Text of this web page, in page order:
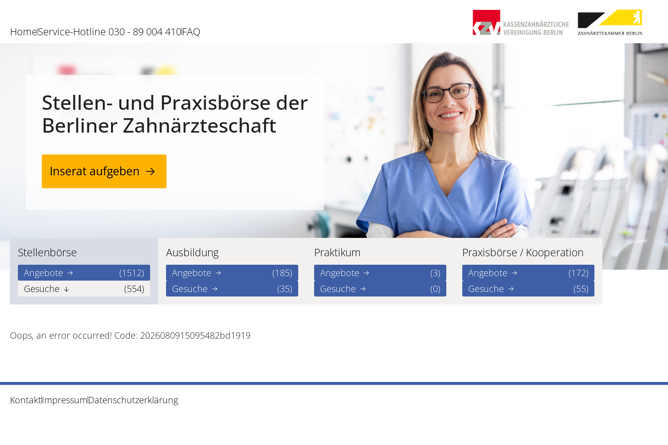
HomeService-Hotline 030 - 89 004 410FAQ
Stellen- und Praxisbörse der
Berliner Zahnärzteschaft
Inserat aufgeben
Stellenbörse
Angebote
(1512)
Gesuche
(554)
Ausbildung
Angebote
(185)
Gesuche
(35)
Praktikum
Angebote
(3)
Gesuche
(0)
Praxisbörse / Kooperation
Angebote
(172)
Gesuche
(55)
Oops, an error occurred! Code: 2026080915095482bd1919
KontaktImpressumDatenschutzerklärung